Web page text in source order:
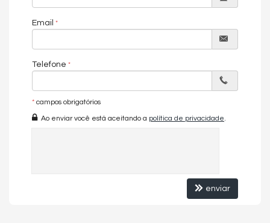
Despensa
Infra para Ar Split
Vista Livre
Móveis Planejados
Fechadura Eletrônica
Vista Panorâmica
Área de Serviço
Email
Telefone
* campos obrigatórios
Ao enviar você está aceitando a política de privacidade
enviar